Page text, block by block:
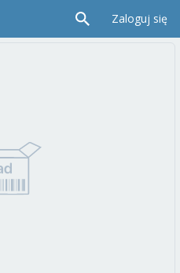
Zaloguj się